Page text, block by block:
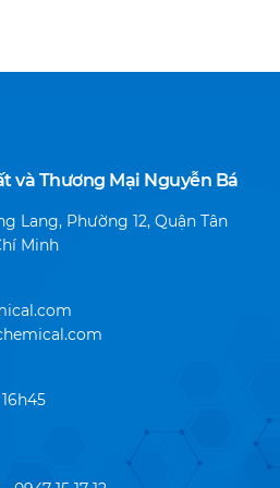
và Thương Mại Nguyễn Bá
Lang, Phường 12, Quận Tân
Minh